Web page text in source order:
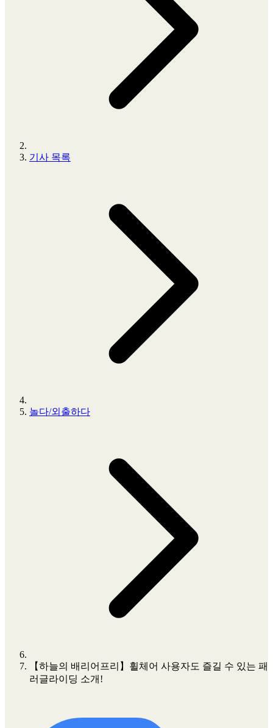
기사 목록
놀다/외출하다
【하늘의 배리어프리】휠체어 사용자도 즐길 수 있는 패
러글라이딩 소개!